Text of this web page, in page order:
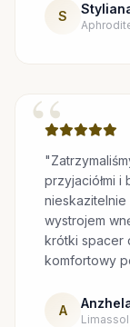
S
“
przyjaciółmi i
wystrojem
krótki spacer
komfortowy
A